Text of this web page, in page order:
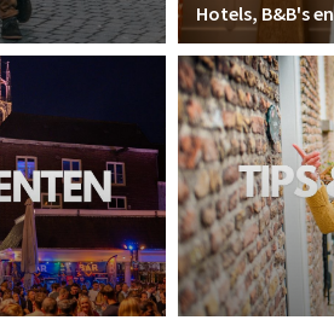
Hotels, B&B's